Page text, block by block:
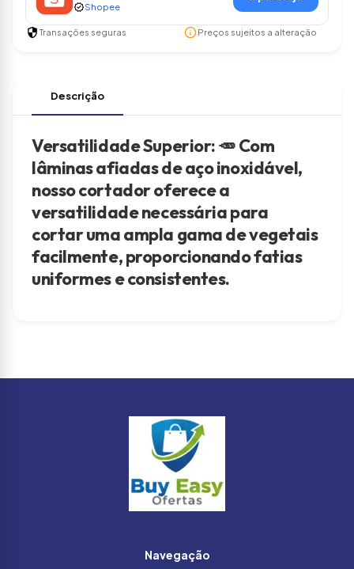
verifiedShopee
securityTransações seguras infoPreços sujeitos a alteração
Descrição
Versatilidade Superior: 🥕 Com
lâminas afiadas de aço inoxidável,
nosso cortador oferece a
versatilidade necessária para
cortar uma ampla gama de vegetais
facilmente, proporcionando fatias
uniformes e consistentes.
Navegação